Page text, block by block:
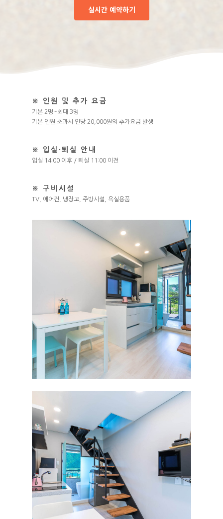
실시간 예약하기
※ 인원 및 추가 요금
기본 2명~최대 3명
기본 인원 초과시 인당 20,000원의 추가요금 발생
※ 입실·퇴실 안내
입실 14:00 이후 / 퇴실 11:00 이전
※ 구비시설
TV, 에어컨, 냉장고, 주방시설, 욕실용품